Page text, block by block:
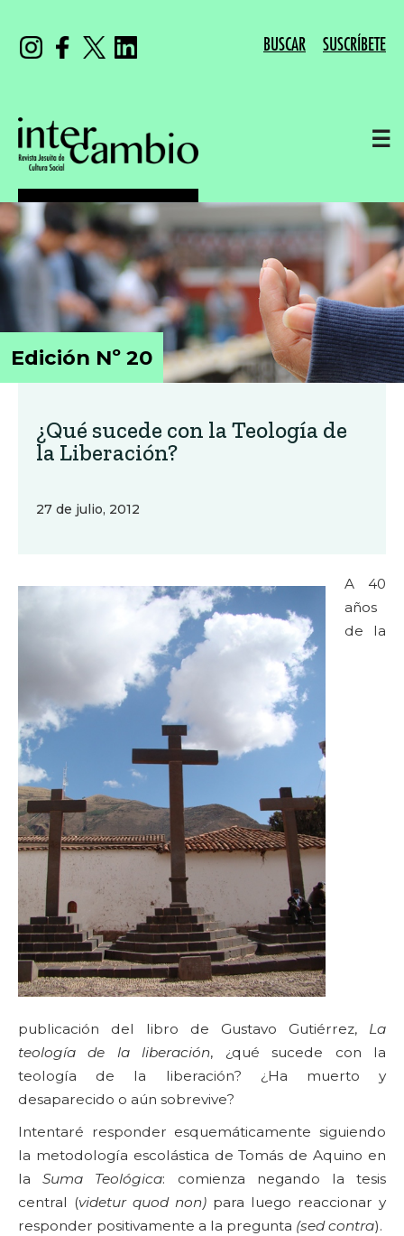
BUSCAR SUSCRÍBETE
☰
Edición Nº 20
¿Qué sucede con la Teología de
la Liberación?
27 de julio, 2012
A 40
años
de la
publicación del libro de Gustavo Gutiérrez, La
teología de la liberación, ¿qué sucede con la
teología de la liberación? ¿Ha muerto y
desaparecido o aún sobrevive?
Intentaré responder esquemáticamente siguiendo
la metodología escolástica de Tomás de Aquino en
laSuma Teológica: comienza negando la tesis
central (videtur quod non) para luego reaccionar y
responder positivamente a la pregunta (sed contra).